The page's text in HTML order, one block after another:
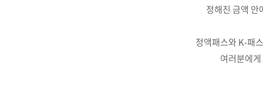
정해진 금액 안
정액패스와 K-패
여러분에